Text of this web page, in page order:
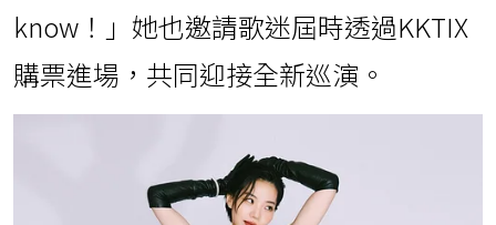
know！」她也邀請歌迷屆時透過KKTIX
購票進場，共同迎接全新巡演。